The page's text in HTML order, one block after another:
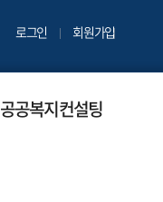
로그인 회원가입
공공복지컨설팅